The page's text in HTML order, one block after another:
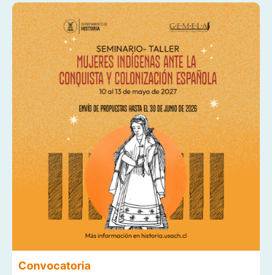
Convocatoria